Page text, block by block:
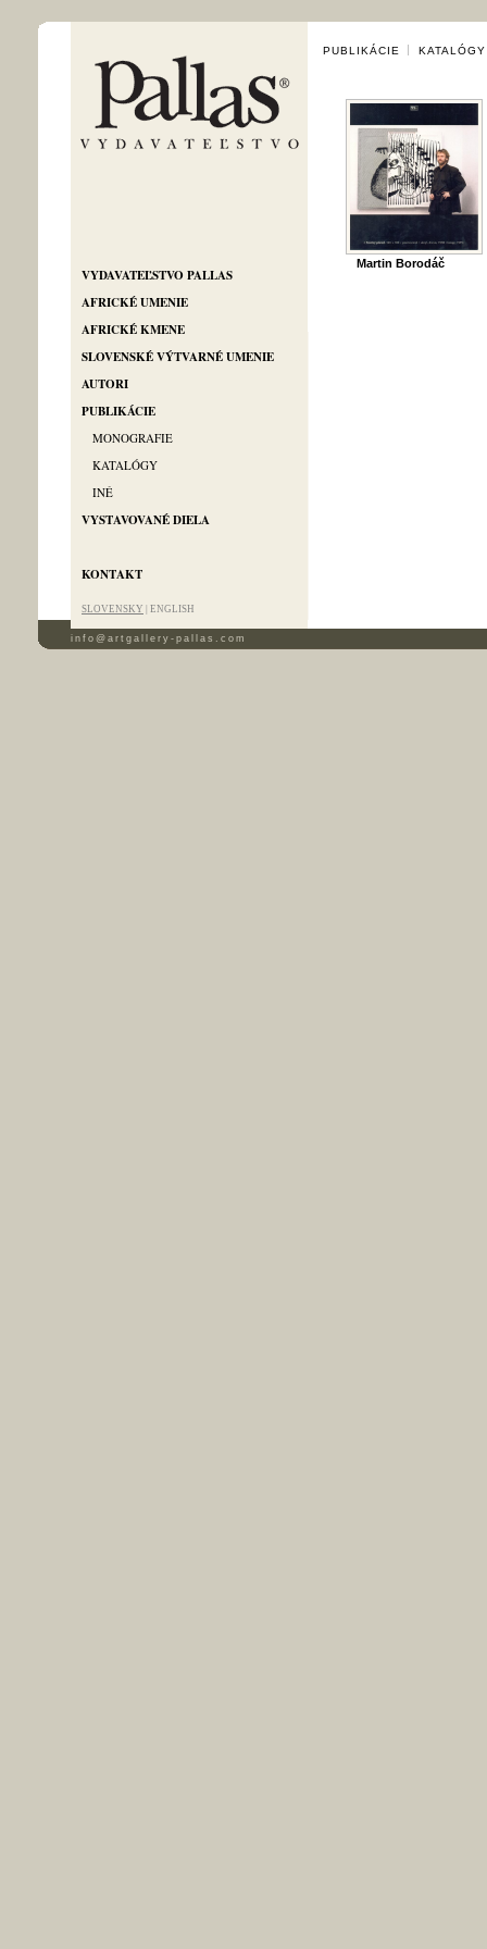
VYDAVATEĽSTVO PALLAS
AFRICKÉ UMENIE
AFRICKÉ KMENE
SLOVENSKÉ VÝTVARNÉ UMENIE
AUTORI
PUBLIKÁCIE
MONOGRAFIE
KATALÓGY
INÉ
VYSTAVOVANÉ DIELA
KONTAKT
SLOVENSKY ENGLISH
PUBLIKÁCIE KATALÓGY
Martin Borodáč
info@artgallery-pallas.com